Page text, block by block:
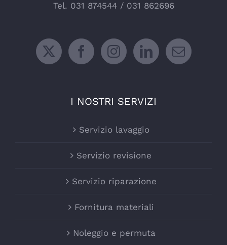
Tel. 031 874544/ 031 862696
I NOSTRI SERVIZI
Servizio lavaggio
Servizio revisione
Servizio riparazione
Fornitura materiali
Noleggio e permuta